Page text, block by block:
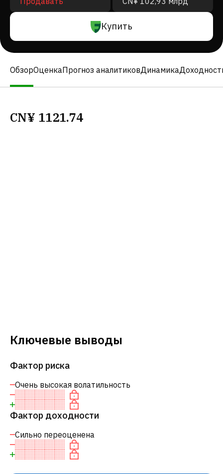
Купить
ОбзорОценкаПрогноз аналитиковДинамика
CN¥ 1121.74
Ключевые выводы
Фактор риска
Очень высокая волатильность
Фактор доходности
Сильно переоценена